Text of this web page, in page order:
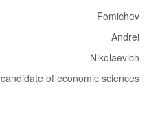
Fomichev
Andrei
Nikolaevich
candidate of economic sciences